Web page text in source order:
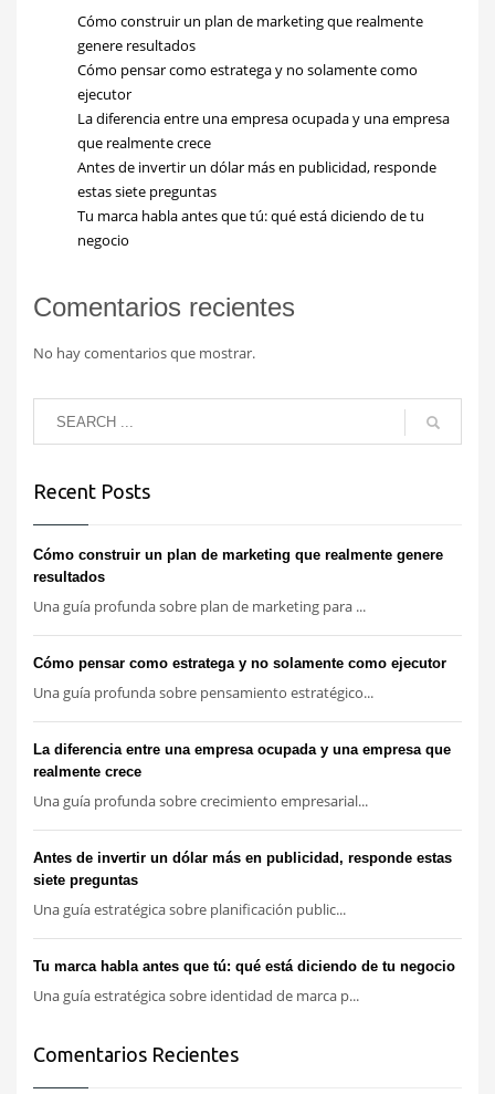
Cómo construir un plan de marketing que realmente
genere resultados
Cómo pensar como estratega y no solamente como
ejecutor
La diferencia entre una empresa ocupada y una empresa
que realmente crece
Antes de invertir un dólar más en publicidad, responde
estas siete preguntas
Tu marca habla antes que tú: qué está diciendo de tu
negocio
Comentarios recientes
No hay comentarios que mostrar.
Recent Posts
Cómo construir un plan de marketing que realmente genere
resultados
Una guía profunda sobre plan de marketing para ...
Cómo pensar como estratega y no solamente como ejecutor
Una guía profunda sobre pensamiento estratégico...
La diferencia entre una empresa ocupada y una empresa que
realmente crece
Una guía profunda sobre crecimiento empresarial...
Antes de invertir un dólar más en publicidad, responde estas
siete preguntas
Una guía estratégica sobre planificación public...
Tu marca habla antes que tú: qué está diciendo de tu negocio
Una guía estratégica sobre identidad de marca p...
Comentarios Recientes